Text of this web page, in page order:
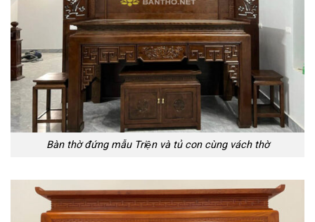
Bàn thờ đứng mẫu Triện và tủ con cùng vách thờ